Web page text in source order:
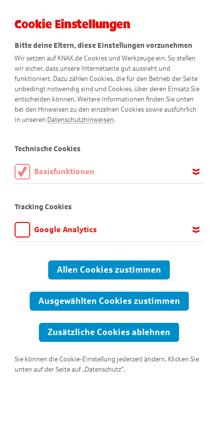
Cookie Einstellungen
Bitte deine Eltern, diese Einstellungen vorzunehmen
Wir setzen auf KNAX.de Cookies und Werkzeuge ein. So stellen
wir sicher, dass unsere Internetseite gut aussieht und
funktioniert. Dazu zählen Cookies, die für den Betrieb der Seite
unbedingt notwendig sind und Cookies, über deren Einsatz Sie
entscheiden können. Weitere Informationen finden Sie unten
bei den Hinweisen zu den einzelnen Cookies sowie ausführlich
in unseren Datenschutzhinweisen.
Technische Cookies
Basisfunktionen
aktiviert sein.
Tracking Cookies
Google Analytics
anpassen und verbessern können. Aus diesem Grund nutzen wir
Google Analytics. Dieses Werkzeug erfasst die Seitenaufrufe zu
Übertragung anonymisiert.
Allen Cookies zustimmen
Ausgewählten Cookies zustimmen
Zusätzliche Cookies ablehnen
Sie können die Cookie-Einstellung jederzeit ändern. Klicken Sie
unten auf der Seite auf „Datenschutz“.